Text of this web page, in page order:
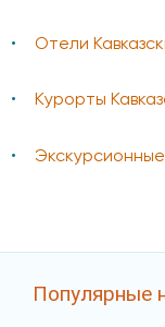
Отели
Курорты
Популярные